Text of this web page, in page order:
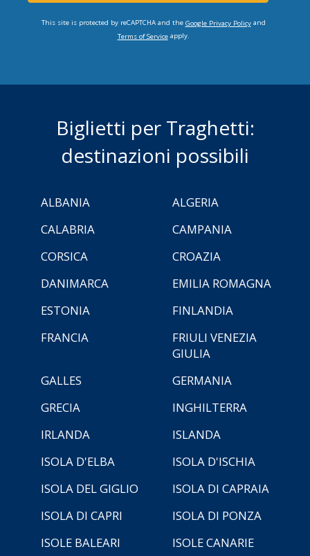
This site is protected by reCAPTCHA and the Google Privacy Policyand
Terms of Serviceapply.
Biglietti per Traghetti:
destinazioni possibili
ALBANIA
ALGERIA
CALABRIA
CAMPANIA
CORSICA
CROAZIA
DANIMARCA
EMILIA ROMAGNA
ESTONIA
FINLANDIA
FRANCIA
FRIULI VENEZIA
GIULIA
GALLES
GERMANIA
GRECIA
INGHILTERRA
IRLANDA
ISLANDA
ISOLA D'ELBA
ISOLA D'ISCHIA
ISOLA DEL GIGLIO
ISOLA DI CAPRAIA
ISOLA DI CAPRI
ISOLA DI PONZA
ISOLE BALEARI
ISOLE CANARIE